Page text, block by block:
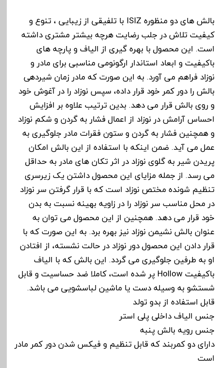
بالش های دو منظوره ISIZ با تلفیقی از زیبایی ، تنوع و
کیفیت تلاش در جلب رضایت هرچه بیشتر مشتری داشته
است. این محصول با بهره گیری از الیاف و پارچه های
باکیفیت و ابعاد استاندار ارگونومی مناسبی برای مادر و
نوزاد فراهم می آورد. به این صورت که مادر زمان شیردهی
بالش را دور کمر خود قرار داده، سپس نوزاد را در آغوش خود
و روی بالش قرار می دهد. بدین ترتیب علاوه بر افزایش
احساس آرامش در نوزاد از اعمال فشار به گردن و شکم نوزاد
و همچنین فشار به گردن و ستون فقرات مادر جلوگیری به
عمل می آید. ضمن اینکه با استفاده از این بالش امکان
پریدن شیر به گلوی نوزاد در اثر تکان های مادر به حداقل
می رسد. از جمله مزایای این محصول داشتن یک زیرسری
تنظیم شونده مختص نوزاد است که با قرار گرفتن سر نوزاد
در محل مناسب سر نوزاد را در زاویه بهینه نسبت به بدن
خود قرار می دهد. همچنین از این محصول می توان به
عنوان بالش نشیمن نوزاد نیز بهره برد. به این صورت که با
قرار دادن این محصول دور نوزاد در حالت نشسته، از افتادن
او به طرفین جلوگیری می گردد. این بالش که با الیاف
باکیفیت Hollow پر شده است، کاملا ضد حساسیت و قابل
شستشو به وسیله دست یا ماشین لباسشویی می باشد.
قابل استفاده از بدو تولد
جنس الیاف داخلی پلی استر
جنس رویه بالش پنبه
دارای دو کمربند که قابل تنظیم و فیکس شدن دور کمر مادر
است